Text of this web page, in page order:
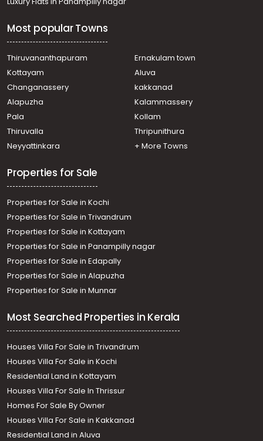
Aralummoodu
Kariyam
Residential Land for Sale in Trivandrum, Neyyattinkara,
Neyyatinkara
Residential Land for Sale in Trivandrum, Neyyattinkara,
Residential Land for Sale in Trivandrum, Neyyattinkara,
Marayamuttam
Residential Land for Sale in Trivandrum, Neyyattinkara,
Neyyatinkara
Residential Land for Sale in Trivandrum, Neyyattinkara,
Most popular Towns
Thiruvananthapuram
Ernakulam town
Kottayam
Aluva
Changanassery
kakkanad
Alapuzha
Kalammassery
Pala
Kollam
Thiruvalla
Thripunithura
Neyyattinkara
+ More Towns
Properties for Sale
Properties for Sale in Kochi
Properties for Sale in Trivandrum
Properties for Sale in Kottayam
Properties for Sale in Panampilly nagar
Properties for Sale in Edapally
Properties for Sale in Alapuzha
Properties for Sale in Munnar
Most Searched Properties in Kerala
Houses Villa For Sale in Trivandrum
Houses Villa For Sale in Kochi
Residential Land in Kottayam
Houses Villa For Sale In Thrissur
Homes For Sale By Owner
Houses Villa For Sale in Kakkanad
Residential Land in Aluva